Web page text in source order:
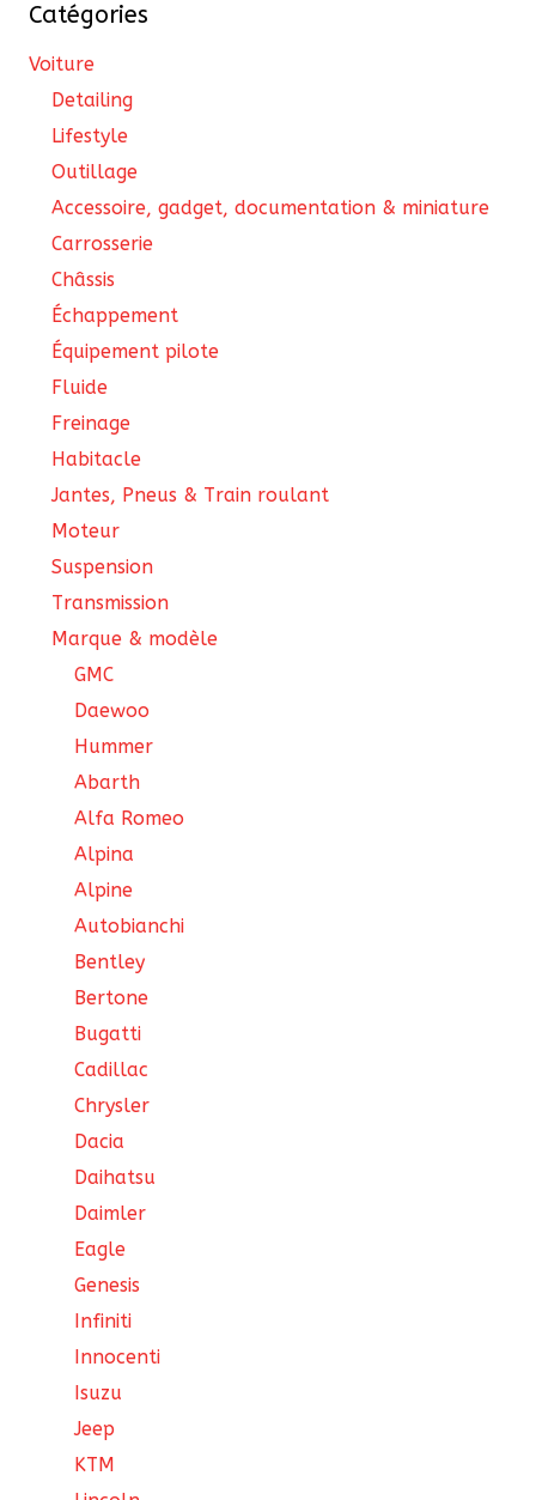
Catégories
Voiture
Detailing
Lifestyle
Outillage
Accessoire, gadget, documentation & miniature
Carrosserie
Châssis
Échappement
Équipement pilote
Fluide
Freinage
Habitacle
Jantes, Pneus & Train roulant
Moteur
Suspension
Transmission
Marque & modèle
GMC
Daewoo
Hummer
Abarth
Alfa Romeo
Alpina
Alpine
Autobianchi
Bentley
Bertone
Bugatti
Cadillac
Chrysler
Dacia
Daihatsu
Daimler
Eagle
Genesis
Infiniti
Innocenti
Isuzu
Jeep
KTM